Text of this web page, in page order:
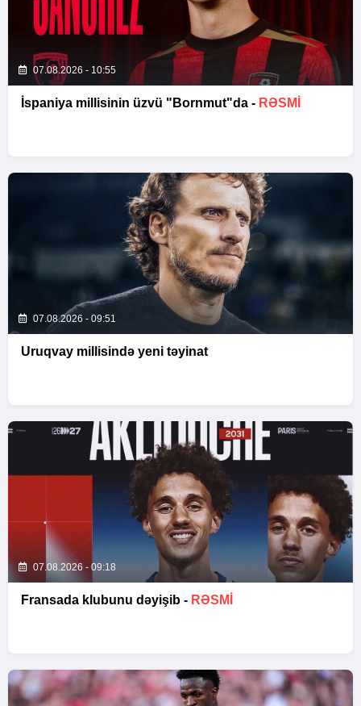
07.08.2026 - 10:55
İspaniya millisinin üzvü "Bornmut"da - RƏSMİ
07.08.2026 - 09:51
Uruqvay millisində yeni təyinat
07.08.2026 - 09:18
Fransada klubunu dəyişib - RƏSMİ